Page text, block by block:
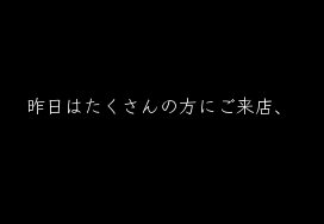
昨日はたくさんの方にご来店、